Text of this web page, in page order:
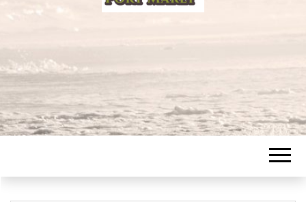
PORT
MARLY